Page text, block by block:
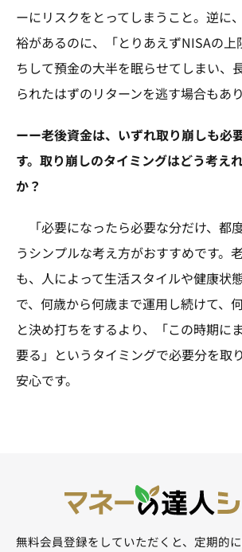
ーにリスクをとってしまうこと。逆に
裕があるのに、「とりあえずNISAの
ちして預金の大半を眠らせてしまい、
られたはずのリターンを逃す場合もあり
ーー老後資金は、いずれ取り崩しも必
す。取り崩しのタイミングはどう考え
か？
「必要になったら必要な分だけ、都
うシンプルな考え方がおすすめです。
も、人によって生活スタイルや健康状
で、何歳から何歳まで運用し続けて、
と決め打ちをするより、「この時期に
要る」というタイミングで必要分を取
安心です。
無料会員登録をしていただくと、定期的